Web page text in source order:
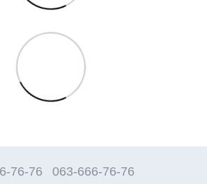
76-76 063-666-76-76